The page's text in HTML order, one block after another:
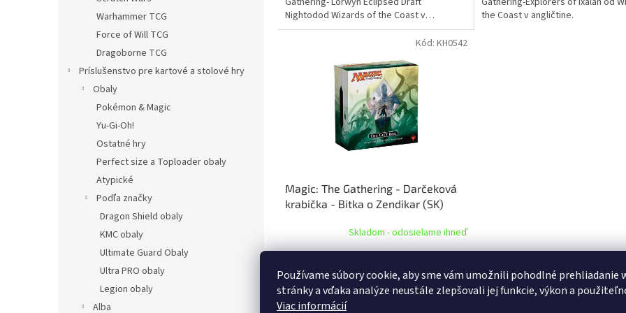
Používame súbory cookie, aby sme vám umožnili pohodlné prehliadanie
stránky a vďaka analýze neustále zlepšovali jej funkcie, výkon a
Viac informácií
Warhammer TCG
Force of Will TCG
Dragoborne TCG
Príslušenstvo pre kartové a stolové hry
Obaly
Pokémon & Magic
Yu-Gi-Oh!
Ostatné hry
Perfect size a Toploader obaly
Atypické
Podľa značky
Dragon Shield obaly
KMC obaly
Ultimate Guard Obaly
Ultra PRO obaly
Legion obaly
Alba
Nightodod Wizards of the Coast v
angličtine.
the Coast v angličtine.
Magic: The Gathering - Darčeková
krabička - Bitka o Zendikar (SK)
Skladom - odosielame ihneď
143,83 €
Rozšírenie kartovej hry Magic: The
Kód: KH0542